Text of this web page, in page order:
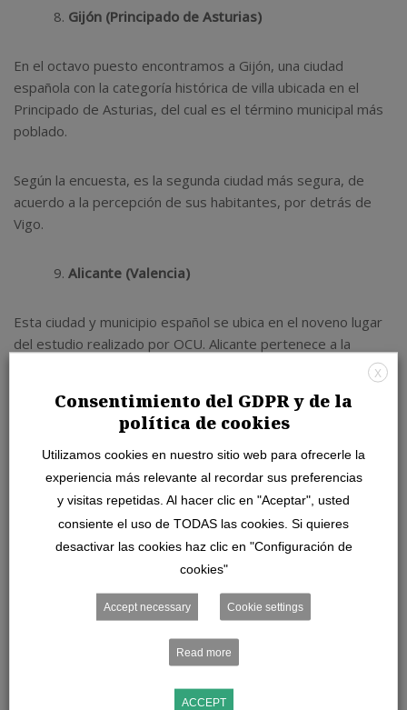
Gijón (Principado de Asturias)
En el octavo puesto encontramos a Gijón, una ciudad
española con la categoría histórica de villa ubicada en el
Principado de Asturias, del cual es el término municipal más
poblado.
Según la encuesta, es la segunda ciudad más segura, de
acuerdo a la percepción de sus habitantes, por detrás de
Vigo.
Alicante (Valencia)
Esta ciudad y municipio español se ubica en el noveno lugar
del estudio realizado por OCU. Alicante pertenece a la
Comunidad Valenciana, y es una ciudad portuaria (al igual que
Actualmente es considerada el segundo municipio más
poblado de su comunidad autónoma y el undécimo del país.
Y en la encuesta basada en las mejores ciudades para vivir
en España, los vecinos de Alicante demostraron un nivel
positivo de satisfacción con la mayor parte de los servicios
menos con los de limpieza y gestión de residuos.
Sevilla (Andalucía)
En el top 10 de las mejores ciudades para vivir en España
encontramos a Sevilla, capital de la Comunidad Autónoma de
X
Consentimiento del GDPR y de la
política de cookies
Utilizamos cookies en nuestro sitio web para ofrecerle la
experiencia más relevante al recordar sus preferencias
y visitas repetidas. Al hacer clic en "Aceptar", usted
consiente el uso de TODAS las cookies. Si quieres
desactivar las cookies haz clic en "Configuración de
cookies"
Accept necessary Cookie settings
Read more
ACCEPT